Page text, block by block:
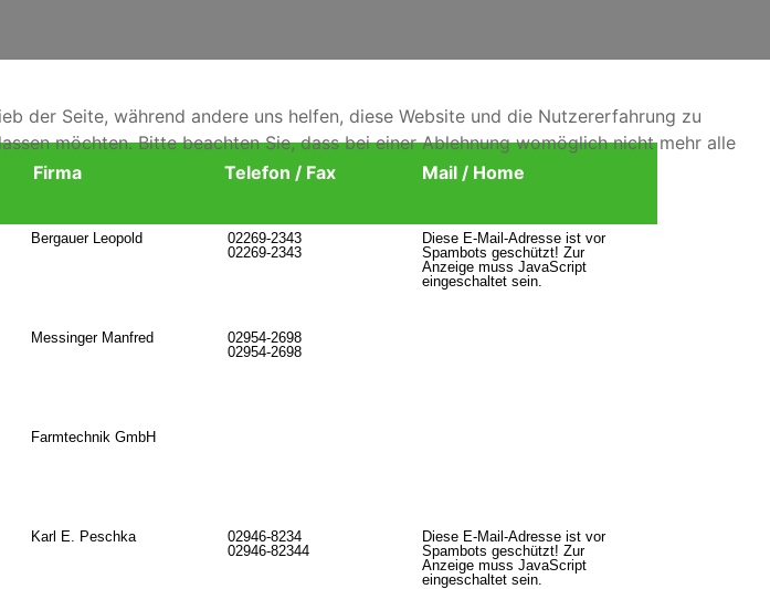
Firma Telefon / Fax Mail / Home
Bergauer Leopold
02269-2343
02269-2343
Diese E-Mail-Adresse ist vor
Spambots geschützt! Zur
Anzeige muss JavaScript
eingeschaltet sein.
Messinger Manfred
02954-2698
02954-2698
Farmtechnik GmbH
Karl E. Peschka
02946-8234
02946-82344
Diese E-Mail-Adresse ist vor
Spambots geschützt! Zur
Anzeige muss JavaScript
eingeschaltet sein.
der Seite, während andere uns helfen, diese Website und die Nutzererfahrung zu
möchten. Bitte beachten Sie, dass bei einer Ablehnung womöglich nicht mehr alle